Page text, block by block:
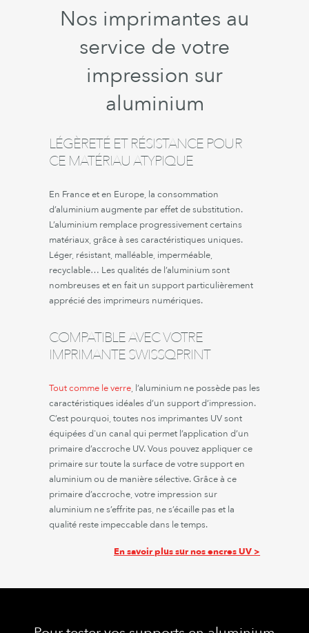
Nos imprimantes au
service de votre
impression sur
aluminium
LÉGÈRETÉ ET RÉSISTANCE POUR
CE MATÉRIAU ATYPIQUE
En France et en Europe, la consommation
d’aluminium augmente par effet de substitution.
L’aluminium remplace progressivement certains
matériaux, grâce à ses caractéristiques uniques.
Léger, résistant, malléable, imperméable,
recyclable… Les qualités de l’aluminium sont
nombreuses et en fait un support particulièrement
apprécié des imprimeurs numériques.
COMPATIBLE AVEC VOTRE
IMPRIMANTE SWISSQPRINT
Tout comme le verre, l’aluminium ne possède pas les
caractéristiques idéales d’un support d’impression.
C’est pourquoi, toutes nos imprimantes UV sont
équipées d'un canal qui permet l’application d’un
primaire d’accroche UV. Vous pouvez appliquer ce
primaire sur toute la surface de votre support en
aluminium ou de manière sélective. Grâce à ce
primaire d’accroche, votre impression sur
aluminium ne s’effrite pas, ne s’écaille pas et la
qualité reste impeccable dans le temps.
En savoir plus sur nos encres UV >